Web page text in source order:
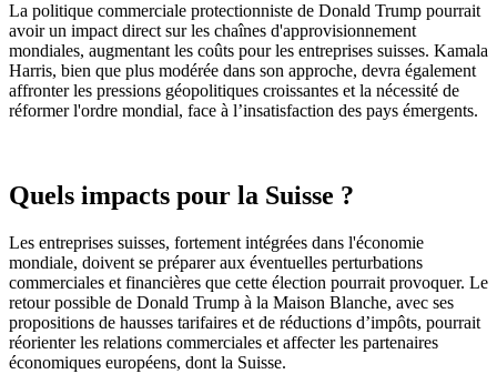
La politique commerciale protectionniste de Donald Trump pourrait
avoir un impact direct sur les chaînes d'approvisionnement
mondiales, augmentant les coûts pour les entreprises suisses. Kamala
Harris, bien que plus modérée dans son approche, devra également
affronter les pressions géopolitiques croissantes et la nécessité de
réformer l'ordre mondial, face à l’insatisfaction des pays émergents.
Quels impacts pour la Suisse ?
Les entreprises suisses, fortement intégrées dans l'économie
mondiale, doivent se préparer aux éventuelles perturbations
commerciales et financières que cette élection pourrait provoquer. Le
retour possible de Donald Trump à la Maison Blanche, avec ses
propositions de hausses tarifaires et de réductions d’impôts, pourrait
réorienter les relations commerciales et affecter les partenaires
économiques européens, dont la Suisse.